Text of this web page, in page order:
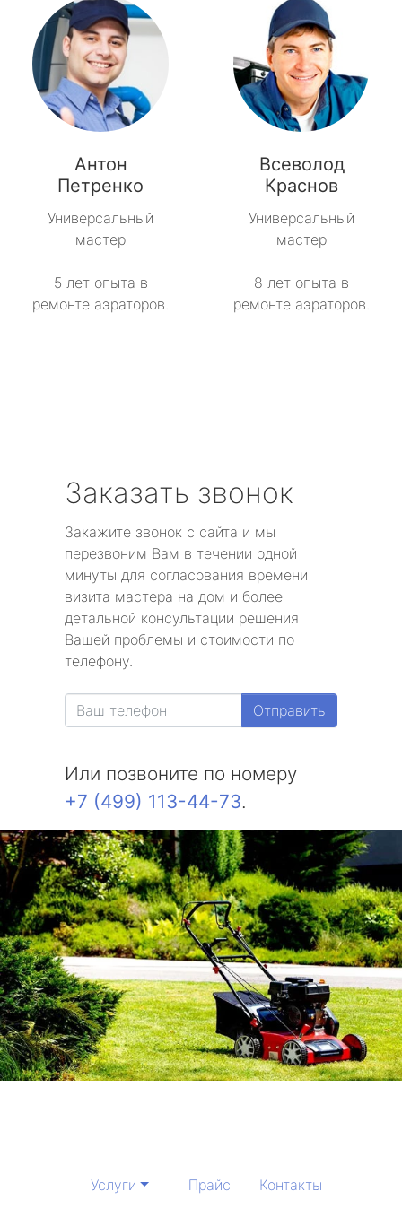
Антон
Петренко
Универсальный
мастер
5 лет опыта в
ремонте аэраторов.
Всеволод
Краснов
Универсальный
мастер
8 лет опыта в
ремонте аэраторов.
Заказать звонок
Закажите звонок с сайта и мы
перезвоним Вам в течении одной
минуты для согласования времени
визита мастера на дом и более
детальной консультации решения
Вашей проблемы и стоимости по
телефону.
Отправить
Или позвоните по номеру
+7 (499) 113-44-73.
Услуги Прайс Контакты